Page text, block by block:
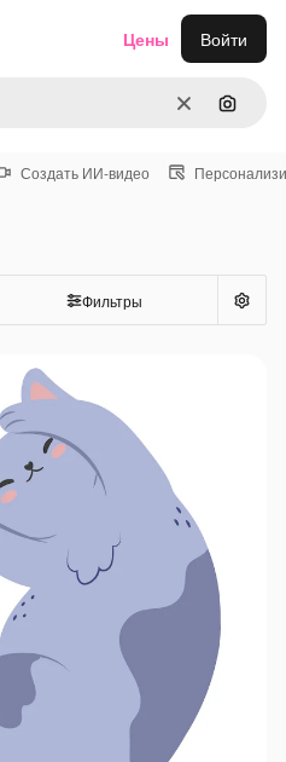
ОчиститьПоиск
Цены Войти
Создать ИИ-видео
Фильтры